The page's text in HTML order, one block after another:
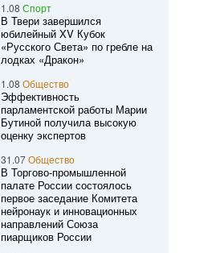
1.08 Спорт
В Твери завершился
юбилейный XV Кубок
«Русского Света» по гребле на
лодках «Дракон»
1.08 Общество
Эффективность
парламентской работы Марии
Бутиной получила высокую
оценку экспертов
31.07Общество
В Торгово-промышленной
палате России состоялось
первое заседание Комитета
нейронаук и инновационных
направлений Союза
пиарщиков России